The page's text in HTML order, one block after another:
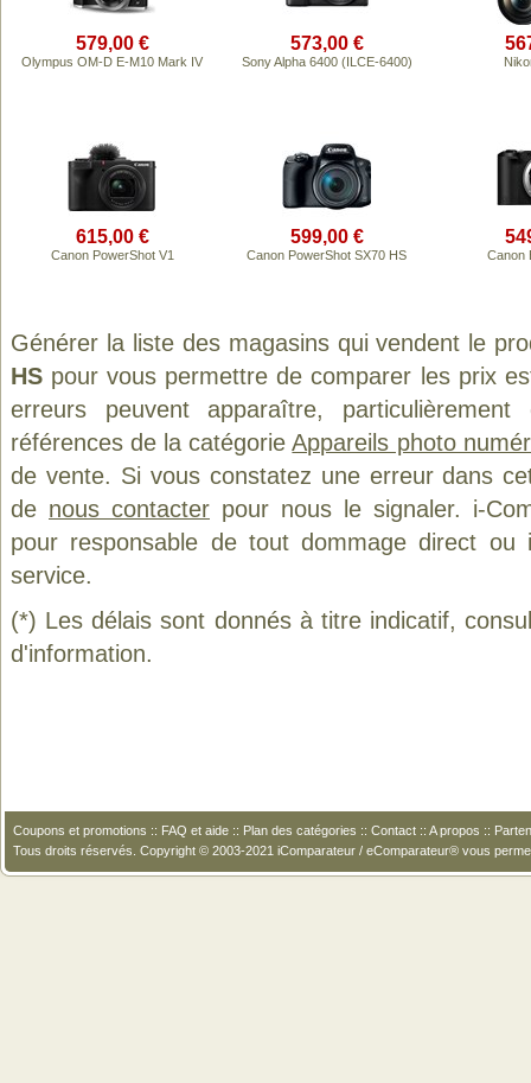
579,00 €
Olympus OM-D E-M10 Mark IV
573,00 €
Sony Alpha 6400 (ILCE-6400)
615,00 €
Canon PowerShot V1
599,00 €
Canon PowerShot SX70 HS Canon
Générer la liste des magasins qui vendent le
HS pour vous permettre de comparer les prix
erreurs peuvent apparaître,
références de la catégorieAppareils photo
de vente. Si vous constatez une erreur dans
de nous contacter pour nous le signaler. i-
pour responsable de tout dommage direct
service.
(*) Les délais sont donnés à titre indicatif,
d'information.
Coupons et promotions :: FAQ et aide :: Plan des catégories :: Contact :: A propos ::
Tous droits réservés. Copyright © 2003-2021 iComparateur / eComparateur® vous